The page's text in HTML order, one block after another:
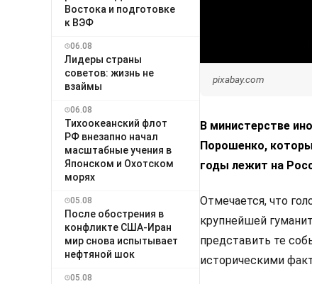
Востока и подготовке
к ВЭФ
06.08
Лидеры страны
советов: жизнь не
взаймы
06.08
Тихоокеанский флот
РФ внезапно начал
масштабные учения в
Японском и Охотском
морях
05.08
После обострения в
конфликте США-Иран
мир снова испытывает
нефтяной шок
05.08
pixabay.com
В министерстве
Порошенко,
годы лежит на
Отмечается, что
крупнейшей
представить те
историческими